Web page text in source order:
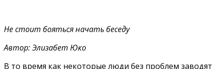
Не стоит бояться начать беседу
Автор: Элизабет Юко
В то время как некоторые люди без проблем заводят